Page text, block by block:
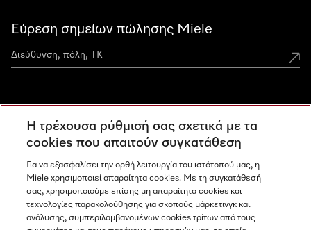
Εύρεση σημείων πώλησης Miele
Ανακαλύψτε τα Miele Experience Center
Newsletter
Η τρέχουσα ρύθμισή σας σχετικά με τα
cookies που απαιτούν συγκατάθεση
Για να εξασφαλίσει την ορθή λειτουργία του ιστότοπού μας, η
Miele χρησιμοποιεί απαραίτητα cookies. Με τη συγκατάθεσή
σας, χρησιμοποιούμε επίσης μη απαραίτητα cookies και
τεχνολογίες παρακολούθησης για σκοπούς μάρκετινγκ και
ανάλυσης, συμπεριλαμβανομένων cookies τρίτων από τους